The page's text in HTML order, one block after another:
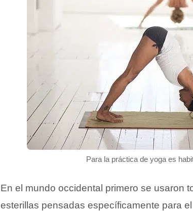
Para la práctica de yoga es
En el mundo occidental primero se usaron
esterillas pensadas específicamente para